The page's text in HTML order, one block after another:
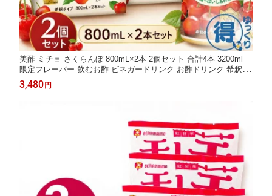
美酢 ミチョ さくらんぼ 800mL×2本 2個セット 合計4本 3200ml
限定フレーバー 飲むお酢 ビネガードリンク お酢ドリンク 希釈タ
イプ 牛乳割り 炭酸割り ビール割り MICHO 果実酢 チェリー 大容
量 韓国 送料無料 コストコ 【ゆっくりお得便】
3,480円